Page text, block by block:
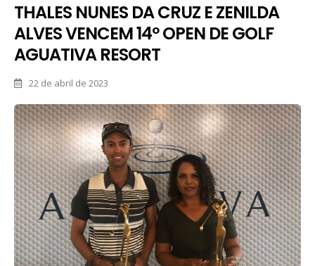
THALES NUNES DA CRUZ E ZENILDA
ALVES VENCEM 14º OPEN DE GOLF
AGUATIVA RESORT
22 de abril de 2023